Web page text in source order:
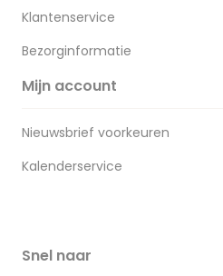
Klantenservice
Bezorginformatie
Mijn account
Nieuwsbrief voorkeuren
Kalenderservice
Snel naar